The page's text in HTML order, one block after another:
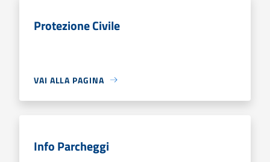
Protezione Civile
VAI ALLA PAGINA
Info Parcheggi